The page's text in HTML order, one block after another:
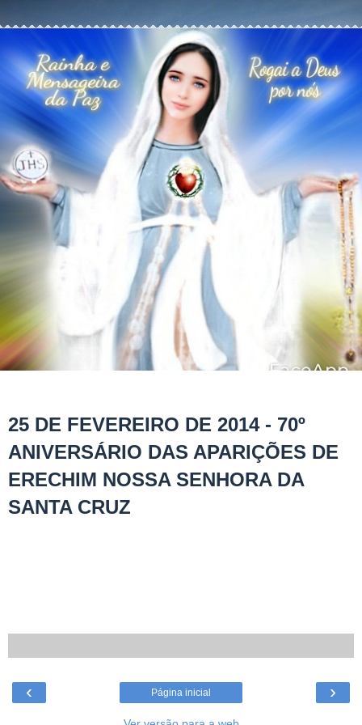
25 DE FEVEREIRO DE 2014 - 70º
ANIVERSÁRIO DAS APARIÇÕES DE
ERECHIM NOSSA SENHORA DA
SANTA CRUZ
‹ ›
Página inicial